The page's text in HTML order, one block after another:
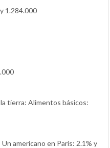
1.284.000
tierra: Alimentos básicos:
americano en París: 2.1% y